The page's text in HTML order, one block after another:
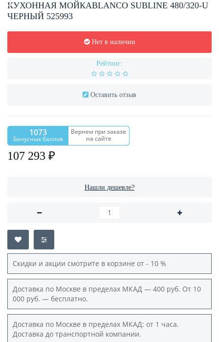
КУХОННАЯ МОЙКАBLANCO SUBLINE 480/320-U
ЧЕРНЫЙ 525993
Нет в наличии
Рейтинг:
Оставить отзыв
1073
Бонусных баллов
Вернем при заказе
на сайте
107 293 ₽
Нашли дешевле?
Скидки и акции смотрите в корзине от - 10 %
Доставка по Москве в пределах МКАД — 400 руб. От 10
000 руб. — бесплатно.
Доставка по Москве в пределах МКАД: от 1 часа.
Доставка до транспортной компании.